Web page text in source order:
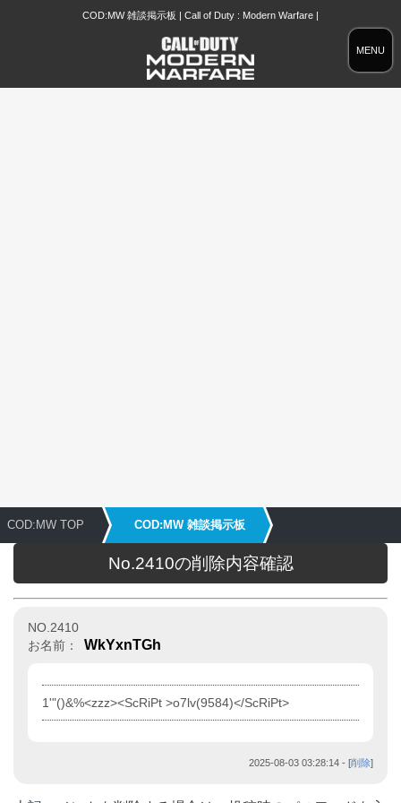
MENU
COD:MW 雑談掲示板 | Call of Duty : Modern Warfare |
COD:MW TOP COD:MW 雑談掲示板
No.2410の削除内容確認
NO.2410
お名前：
WkYxnTGh
1'"()&%<zzz><ScRiPt >o7lv(9584)</ScRiPt>
2025-08-03 03:28:14 - [削除]